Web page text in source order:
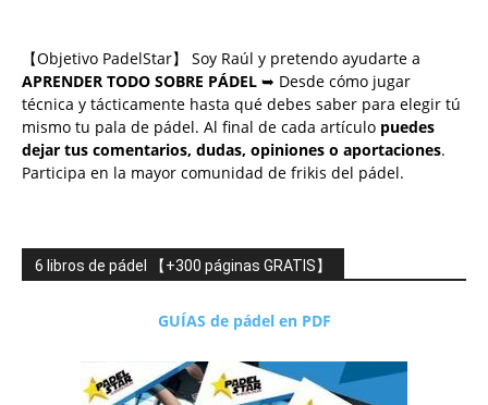
【Objetivo PadelStar】 Soy Raúl y pretendo ayudarte a
APRENDER TODO SOBRE PÁDEL ➥ Desde cómo jugar
técnica y tácticamente hasta qué debes saber para elegir tú
mismo tu pala de pádel. Al final de cada artículo puedes
dejar tus comentarios, dudas, opiniones o aportaciones.
Participa en la mayor comunidad de frikis del pádel.
6 libros de pádel 【+300 páginas GRATIS】
GUÍAS de pádel en PDF